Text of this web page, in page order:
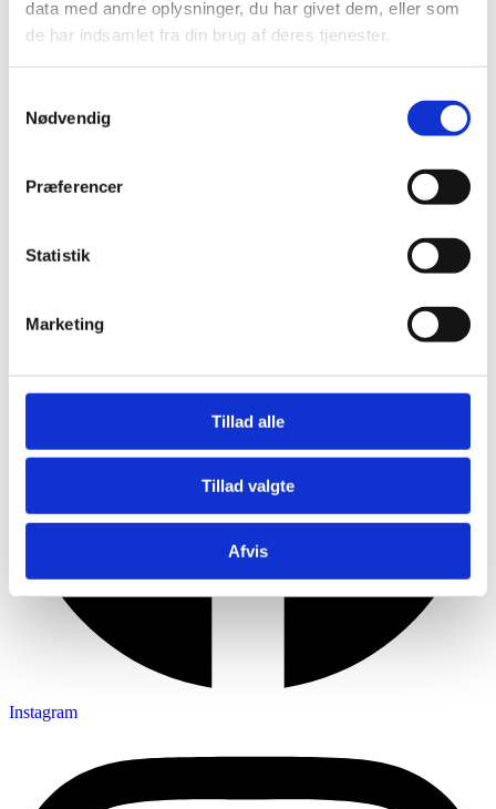
data med andre oplysninger, du har givet dem, eller som
de har indsamlet fra din brug af deres tjenester.
Nødvendig
Præferencer
Statistik
Marketing
Tillad alle
Tillad valgte
Afvis
LINKS
Handelsbetingelser
Bliv en del af Korphus !
Instagram